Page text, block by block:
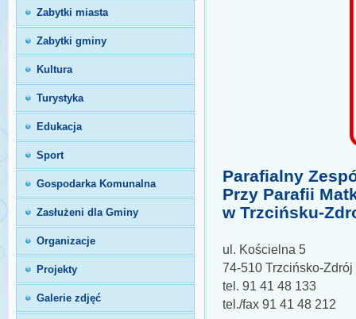
Zabytki miasta
Zabytki gminy
Kultura
Turystyka
Edukacja
Sport
Gospodarka Komunalna
Zasłużeni dla Gminy
Organizacje
Projekty
Galerie zdjęć
Parafialny
Przy Parafii
w Trzcińsku-
ul. Kościelna 5
74-510 Trzcińsko-Zdrój
tel. 91 41 48 133
tel./fax 91 41 48 212